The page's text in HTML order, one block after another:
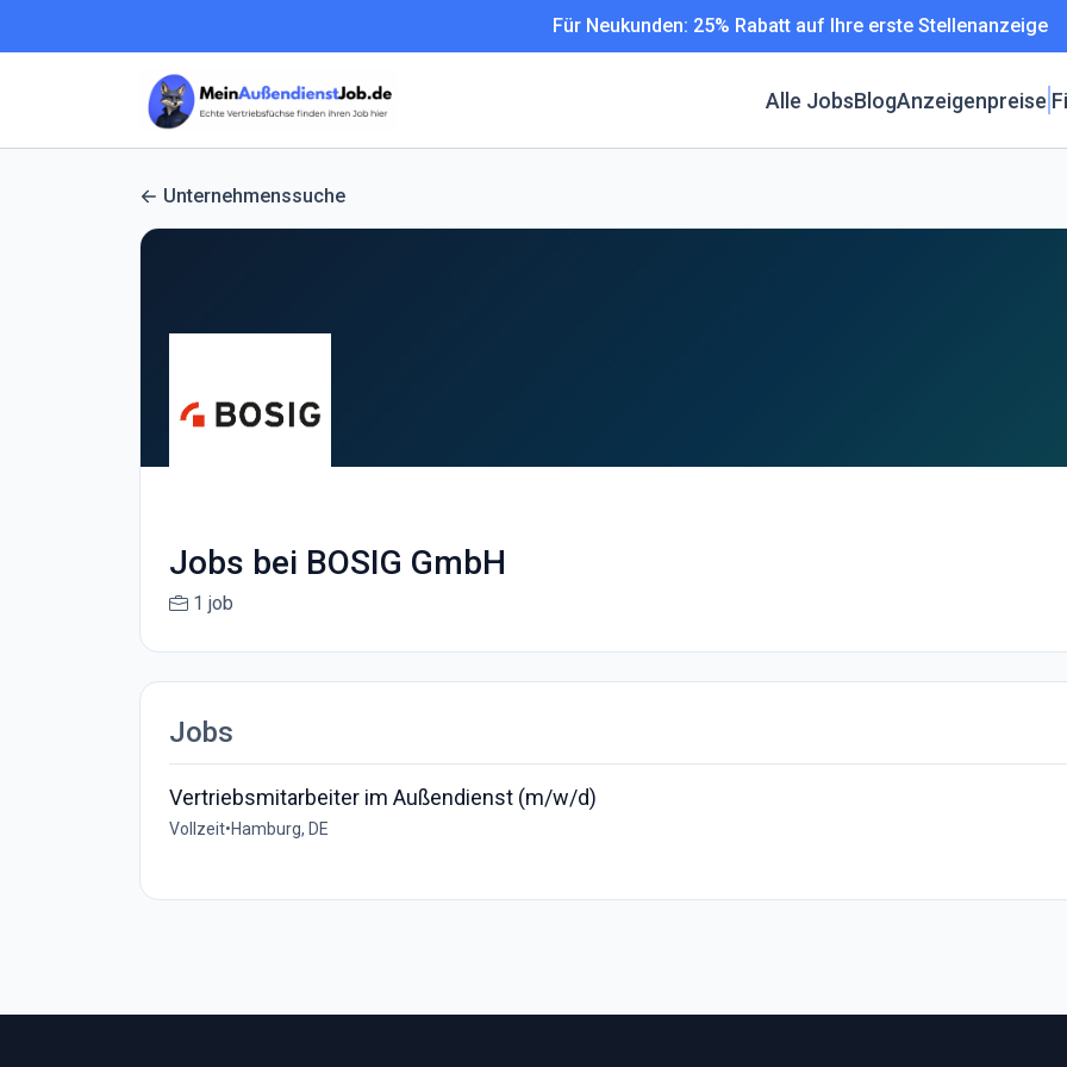
Für Neukunden: 25% Rabatt auf Ihre erste Stellenanzeige
Alle JobsBlogAnzeigenpreise
Unternehmenssuche
Jobs bei BOSIG GmbH
1 job
Jobs
Vertriebsmitarbeiter im Außendienst (m/w/d)
Vollzeit•Hamburg, DE